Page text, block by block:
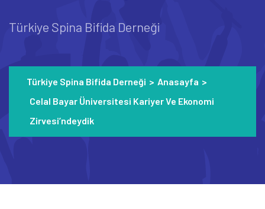
Türkiye Spina Bifida Derneği
Türkiye Spina Bifida Derneği > Anasayfa >
Celal Bayar Üniversitesi Kariyer Ve Ekonomi
Zirvesi’ndeydik